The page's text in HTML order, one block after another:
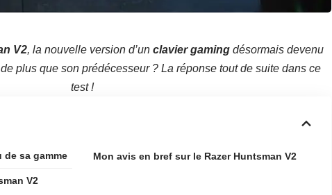
V2, la nouvelle version d’un clavier gamingdésormais devenu
plus que son prédécesseur ? La réponse tout de suite dans ce
test !
de sa gamme
V2
Mon avis en bref sur le Razer Huntsman V2